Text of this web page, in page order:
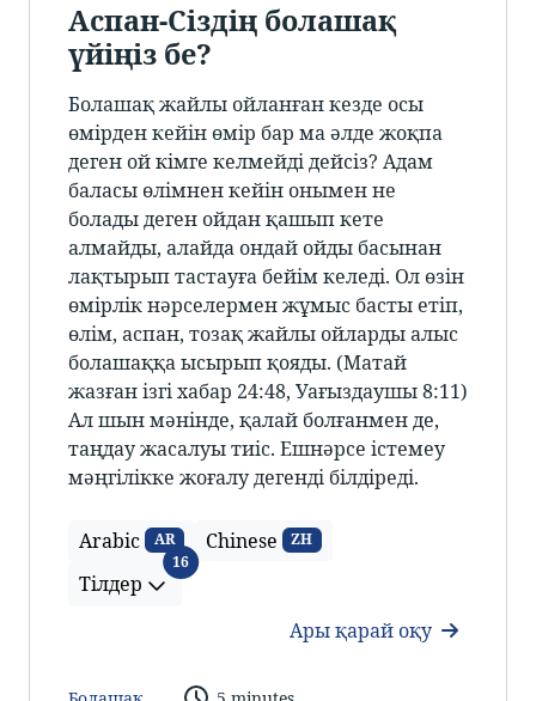
Аспан-Сіздің болашақ
үйіңіз бе?
Болашақ жайлы ойланған кезде осы
өмірден кейін өмір бар ма әлде жоқпа
деген ой кімге келмейді дейсіз? Адам
баласы өлімнен кейін онымен не
болады деген ойдан қашып кете
алмайды, алайда ондай ойды басынан
лақтырып тастауға бейім келеді. Ол өзін
өмірлік нәрселермен жұмыс басты етіп,
өлім, аспан, тозақ жайлы ойларды алыс
болашаққа ысырып қояды. (Матай
жазған ізгі хабар 24:48, Уағыздаушы 8:11)
Ал шын мәнінде, қалай болғанмен де,
таңдау жасалуы тиіс. Ешнәрсе істемеу
мәңгілікке жоғалу дегенді білдіреді.
Arabic AR Chinese ZH
Тілдер
16Тілдер
Ары қарай оқу